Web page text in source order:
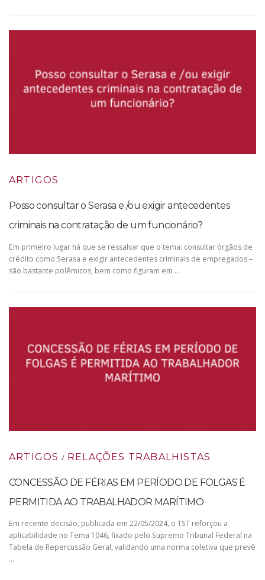
ARTIGOS
Posso consultar o Serasa e /ou exigir antecedentes
criminais na contratação de um funcionário?
Em primeiro lugar há que se ressalvar que o tema: consultar órgãos de
crédito como Serasa e exigir antecedentes criminais de empregados –
são bastante polêmicos, bem como figuram em …
ARTIGOS / RELAÇÕES TRABALHISTAS
CONCESSÃO DE FÉRIAS EM PERÍODO DE FOLGAS É
PERMITIDA AO TRABALHADOR MARÍTIMO
Em recente decisão, publicada em 22/05/2024, o TST reforçou a
aplicabilidade no Tema 1046, fixado pelo Supremo Tribunal Federal na
Tabela de Repercussão Geral, validando uma norma coletiva que prevê
…